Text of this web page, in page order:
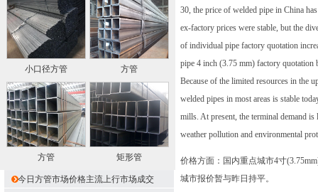
小口径方管 方管
方管 矩形管
今日方管市场价格主流上行市场成交
30, the price of welded pipe in China
ex-factory prices were stable, but the
of individual pipe factory quotation
pipe 4 inch (3.75 mm) factory quotation
Because of the limited resources in the
welded pipes in most areas is stable
mills. At present, the terminal demand
weather pollution and environmental
价格方面：国内重点城市4寸
城市报价暂与昨日持平。